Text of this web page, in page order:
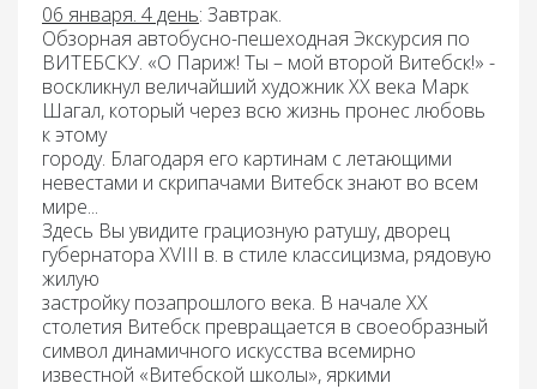
06 января. 4 день: Завтрак.
Обзорная автобусно-пешеходная Экскурсия по
ВИТЕБСКУ. «О Париж! Ты – мой второй Витебск!» -
воскликнул величайший художник XX века Марк
Шагал, который через всю жизнь пронес любовь
к этому
городу. Благодаря его картинам с летающими
невестами и скрипачами Витебск знают во всем
мире...
Здесь Вы увидите грациозную ратушу, дворец
губернатора XVIII в. в стиле классицизма, рядовую
жилую
застройку позапрошлого века. В начале XX
столетия Витебск превращается в своеобразный
символ динамичного искусства всемирно
известной «Витебской школы», яркими